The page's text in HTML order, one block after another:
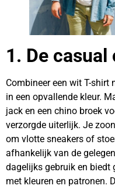
1. De
Combineer een wit T-
in een opvallende kleur.
jack en een chino broek
verzorgde uiterlijk. Je
om vlotte sneakers of
afhankelijk van de
dagelijks gebruik en biedt
met kleuren en patronen.